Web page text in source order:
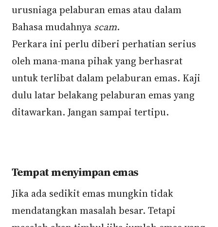
urusniaga pelaburan emas atau dalam
Bahasa mudahnya scam.
Perkara ini perlu diberi perhatian serius
oleh mana-mana pihak yang berhasrat
untuk terlibat dalam pelaburan emas. Kaji
dulu latar belakang pelaburan emas yang
ditawarkan. Jangan sampai tertipu.
Tempat menyimpan emas
Jika ada sedikit emas mungkin tidak
mendatangkan masalah besar. Tetapi